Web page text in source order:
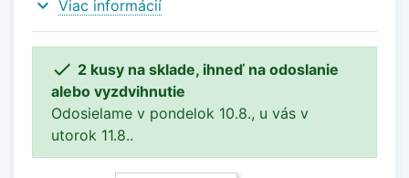
expand_more Viac informácií
 2 kusy na sklade, ihneď na odoslanie
alebo vyzdvihnutie
Odosielame v pondelok 10.8., u vás v
utorok 11.8..